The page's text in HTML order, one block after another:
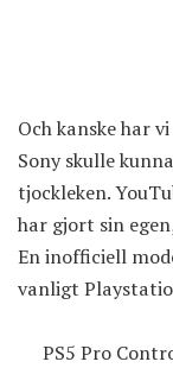
Och kanske har
Sony skulle
tjockleken.
har gjort sin
En inofficiell
vanligt
PS5 Pro